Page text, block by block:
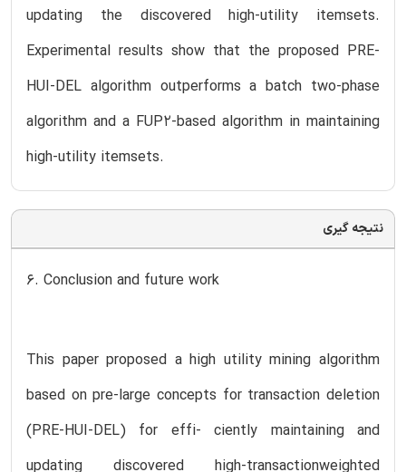
updating the discovered high-utility itemsets.
Experimental results show that the proposed PRE-
HUI-DEL algorithm outperforms a batch two-phase
algorithm and a FUP2-based algorithm in maintaining
high-utility itemsets.
نتیجه گیری
6. Conclusion and future work
This paper proposed a high utility mining algorithm
based on pre-large concepts for transaction deletion
(PRE-HUI-DEL) for effi- ciently maintaining and
updating discovered high-transactionweighted